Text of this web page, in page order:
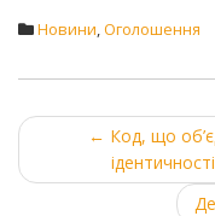
Новини Оголошення
Post
← Код, що